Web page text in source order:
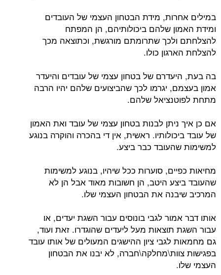
במילים אחרות, מידת הבטחון העצמי של העובדים
ומידת האמון שלהם ביכולותיהם, הן המפתח
להצלחתם ולכך שתרומתם מורגשת, וכתוצאה מכך
להצלחת הארגון כולו.
בה בעת, היעדרם של בטחון עצמי של עובדים והיעדר
אמון בעצמם, יגרמו לכך שהביצועים שלהם יהיו הרבה
מתחת לפוטנציאל שלהם.
אם כן איך ניתן לבנות בטחון עצמי של עובד ואת האמון
של עובד ביכולותיו. ראשית, אין די בהכרה והוקרה בנוגע
למשימות שהעובד כבר ביצע.
מחיאות כפיים, סוערות ככל שיהיו, בנוגע למשימות
שהעובד ביצע היטב, הן חשובות מאוד אבל הן לא
המרכיב שיבנה את הבטחון העצמי שלו.
אותו דבר אמור לגבי בונוסים עבור השגת יעדים, או
עבור השגת תוצאות מעל ליעדים שהוגדרו. זאת ועוד,
גם מחמאות לגבי ציון ההישגים המעולים של אותו עובד
בפגישות צוות\מחלקה\חברה, לא יבנו את הבטחון
העצמי שלו.